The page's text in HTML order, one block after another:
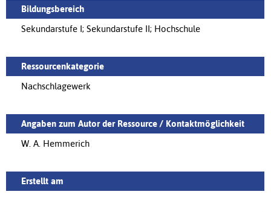
Bildungsbereich
Sekundarstufe I; Sekundarstufe II; Hochschule
Ressourcenkategorie
Nachschlagewerk
Angaben zum Autor der Ressource / Kontaktmöglichkeit
W. A. Hemmerich
Erstellt am